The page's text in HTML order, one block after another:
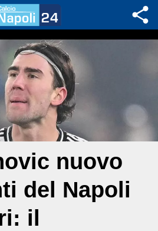
nuovo
del Napoli
il